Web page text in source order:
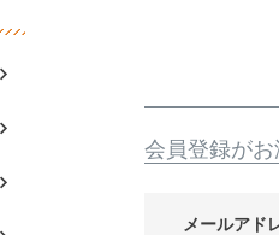
会員登録が
メールアド